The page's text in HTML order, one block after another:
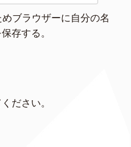
ブラウザーに自分の名
存する。
ださい。